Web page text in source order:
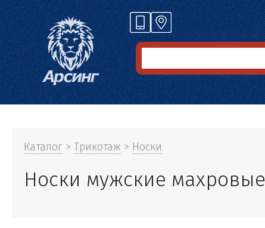
Каталог > Трикотаж > Носки
Носки мужские махровые